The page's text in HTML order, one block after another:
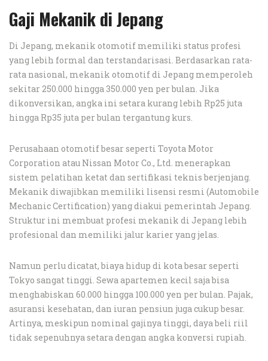
Gaji Mekanik di Jepang
Di Jepang, mekanik otomotif memiliki status profesi
yang lebih formal dan terstandarisasi. Berdasarkan rata-
rata nasional, mekanik otomotif di Jepang memperoleh
sekitar 250.000 hingga 350.000 yen per bulan. Jika
dikonversikan, angka ini setara kurang lebih Rp25 juta
hingga Rp35 juta per bulan tergantung kurs.
Perusahaan otomotif besar seperti Toyota Motor
Corporation atau Nissan Motor Co., Ltd. menerapkan
sistem pelatihan ketat dan sertifikasi teknis berjenjang.
Mekanik diwajibkan memiliki lisensi resmi (Automobile
Mechanic Certification) yang diakui pemerintah Jepang.
Struktur ini membuat profesi mekanik di Jepang lebih
profesional dan memiliki jalur karier yang jelas.
Namun perlu dicatat, biaya hidup di kota besar seperti
Tokyo sangat tinggi. Sewa apartemen kecil saja bisa
menghabiskan 60.000 hingga 100.000 yen per bulan. Pajak,
asuransi kesehatan, dan iuran pensiun juga cukup besar.
Artinya, meskipun nominal gajinya tinggi, daya beli riil
tidak sepenuhnya setara dengan angka konversi rupiah.